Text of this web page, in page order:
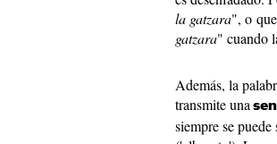
la gatzara", o
gatzara" cuando
Además, la
transmite una
siempre se